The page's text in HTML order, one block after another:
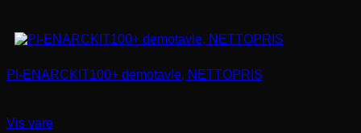
PI-ENARCKIT100+ demotavle, NETTOPRIS
Vis vare